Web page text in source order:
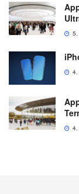
5.
4.
4.